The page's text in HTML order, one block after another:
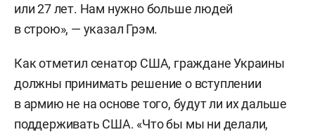
или 27 лет. Нам нужно больше людей
в строю», — указал Грэм.
Как отметил сенатор США, граждане Украины
должны принимать решение о вступлении
в армию не на основе того, будут ли их дальше
поддерживать США. «Что бы мы ни делали,